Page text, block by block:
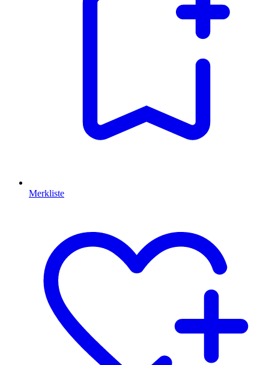
Merkliste